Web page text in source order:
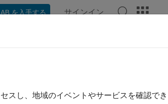
を入手する サインイン
as step function
スし、地域のイベントやサービスを確認で